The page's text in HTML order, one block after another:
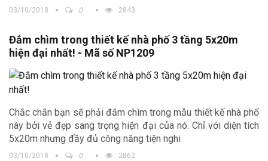
03/10/2018 0 2843
Đắm chìm trong thiết kế nhà phố 3 tầng 5x20m
hiện đại nhất! - Mã số NP1209
Chắc chắn bạn sẽ phải đắm chìm trong mẫu thiết kế nhà phố
này bởi vẻ đẹp sang trọng hiện đại của nó. Chỉ với diện tích
5x20m nhưng đầy đủ công năng tiện nghi
03/10/2018 0 2862